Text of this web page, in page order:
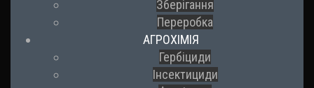
Зберігання
Переробка
АГРОХІМІЯ
Гербіциди
Інсектициди